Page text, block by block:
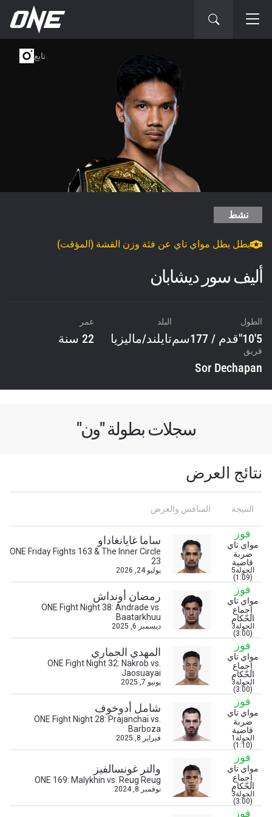
نشط
بطل بطل مواي تاي عن فئة وزن القشة (المؤقت)
أليف سور ديشابان
الطول
5'10"قدم / 177سم
البلد
تايلند/ماليزيا
عمر
22 سنة
فريق
Sor Dechapan
تابع
سجلات بطولة "ون"
نتائج العرض
النتيجة المنافس والعرض
فوز
مواي تاي
ضربة
قاضية
الجولة5
(1:09)
ساما غايانغاداو
ONE Friday Fights 163 & The Inner Circle
23
يوليو 24, 2026
فوز
مواي تاي
إجماع
الحّكام
الجولة3
(3:00)
رمضان أونداش
ONE Fight Night 38: Andrade vs.
Baatarkhuu
ديسمبر 6, 2025
فوز
مواي تاي
إجماع
الحّكام
الجولة3
(3:00)
المهدي الجماري
ONE Fight Night 32: Nakrob vs.
Jaosuayai
يونيو 7, 2025
فوز
مواي تاي
ضربة
قاضية
الجولة1
(1:10)
شامل أدوخوف
ONE Fight Night 28: Prajanchai vs.
Barboza
فبراير 8, 2025
فوز
مواي تاي
إجماع
الحّكام
الجولة3
(3:00)
والتر غونسالفيز
ONE 169: Malykhin vs. Reug Reug
نوفمبر 8, 2024
فوز
المنافس
العرض
ابق على اطّلاع
خذ بطولة "ون" معك أينما ذهبت! اشترك الآن للوصول
إلى آخر الأخبار، وفتح العروض الخاصة والحصول على
أفضل المقاعد لعروضنا الحية.
البريد الإلكتروني
الإسم